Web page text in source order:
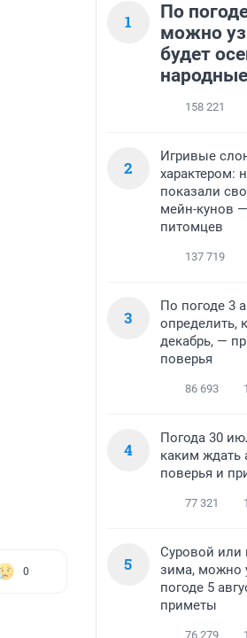
0
1
По
можно
будет
158 221
2
Игривые
характером:
показали
мейн-кунов
питомцев
137 719
3
По погоде 3
определить,
декабрь, —
поверья
86 693
4
Погода 30
каким ждать
поверья и
77 321
5
Суровой или
зима, можно
погоде 5
приметы
76 279